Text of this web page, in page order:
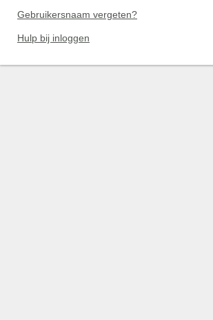
Gebruikersnaam vergeten?
Hulp bij inloggen